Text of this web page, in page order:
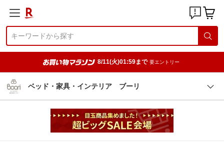
8/11(火)01:59まで 要エントリー
ベッド・家具・インテリア ブーリ